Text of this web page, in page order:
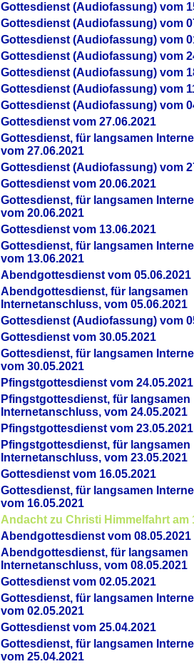
Gottesdienst (Audiofassung) vom
Gottesdienst (Audiofassung) vom
Gottesdienst (Audiofassung) vom
Gottesdienst (Audiofassung) vom
Gottesdienst (Audiofassung) vom
Gottesdienst (Audiofassung) vom
Gottesdienst (Audiofassung) vom
Gottesdienst vom 27.06.2021
Gottesdienst, für langsamen
vom 27.06.2021
Gottesdienst (Audiofassung) vom
Gottesdienst vom 20.06.2021
Gottesdienst, für langsamen
vom 20.06.2021
Gottesdienst vom 13.06.2021
Gottesdienst, für langsamen
vom 13.06.2021
Abendgottesdienst vom 05.06.2021
Abendgottesdienst, für langsamen
Internetanschluss, vom 05.06.2021
Gottesdienst (Audiofassung) vom
Gottesdienst vom 30.05.2021
Gottesdienst, für langsamen
vom 30.05.2021
Pfingstgottesdienst vom 24.05.2021
Pfingstgottesdienst, für langsamen
Internetanschluss, vom 24.05.2021
Pfingstgottesdienst vom 23.05.2021
Pfingstgottesdienst, für langsamen
Internetanschluss, vom 23.05.2021
Gottesdienst vom 16.05.2021
Gottesdienst, für langsamen
vom 16.05.2021
Andacht zu Christi Himmelfahrt am
Abendgottesdienst vom 08.05.2021
Abendgottesdienst, für langsamen
Internetanschluss, vom 08.05.2021
Gottesdienst vom 02.05.2021
Gottesdienst, für langsamen
vom 02.05.2021
Gottesdienst vom 25.04.2021
Gottesdienst, für langsamen
vom 25.04.2021